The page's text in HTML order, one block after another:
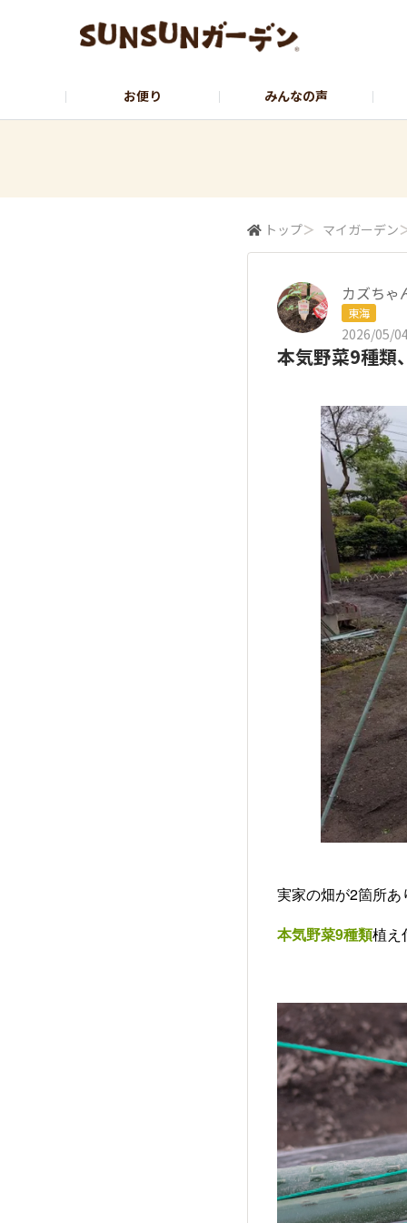
お便り みんなの声
トップ＞ マイガーデン
カズちゃ
東海
2026/05/
本気野菜9種類
実家の畑が2箇所あ
本気野菜9種類植え